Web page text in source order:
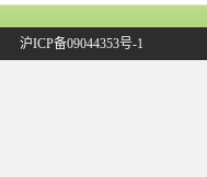
沪ICP备09044353号-1